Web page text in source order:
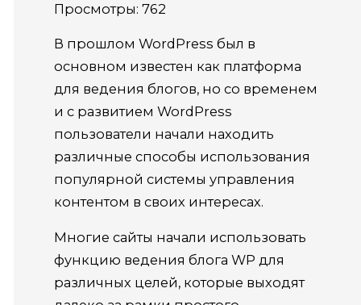
Просмотры: 762
В прошлом WordPress был в
основном известен как платформа
для ведения блогов, но со временем
и с развитием WordPress
пользователи начали находить
различные способы использования
популярной системы управления
контентом в своих интересах.
Многие сайты начали использовать
функцию ведения блога WP для
различных целей, которые выходят